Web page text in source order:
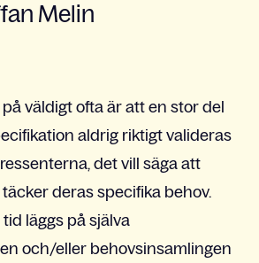
Melin
väldigt ofta är att en stor del
aldrig riktigt valideras
det vill säga att
deras specifika behov.
läggs på själva
och/eller behovsinsamlingen